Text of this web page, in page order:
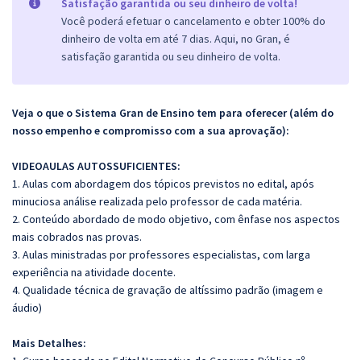
Satisfação garantida ou seu dinheiro de volta!
Você poderá efetuar o cancelamento e obter 100% do
dinheiro de volta em até 7 dias. Aqui, no Gran, é
satisfação garantida ou seu dinheiro de volta.
Veja o que o Sistema Gran de Ensino tem para oferecer (além do
nosso empenho e compromisso com a sua aprovação):
VIDEOAULAS AUTOSSUFICIENTES:
1. Aulas com abordagem dos tópicos previstos no edital, após
minuciosa análise realizada pelo professor de cada matéria.
2. Conteúdo abordado de modo objetivo, com ênfase nos aspectos
mais cobrados nas provas.
3. Aulas ministradas por professores especialistas, com larga
experiência na atividade docente.
4. Qualidade técnica de gravação de altíssimo padrão (imagem e
áudio)
Mais Detalhes: